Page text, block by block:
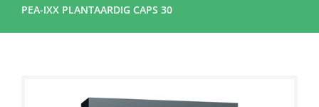
PEA-IXX PLANTAARDIG CAPS 30